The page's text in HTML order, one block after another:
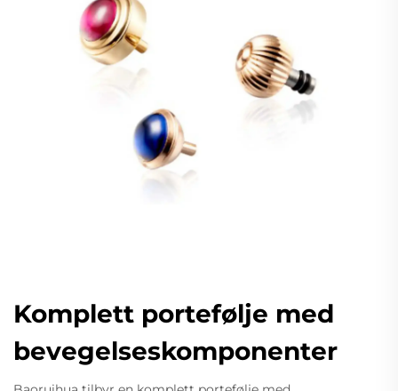
Komplett portefølje med
bevegelseskomponenter